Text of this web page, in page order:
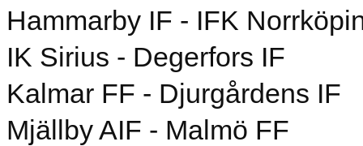
Hammarby IF - IFK
IK Sirius - Degerfors IF
Kalmar FF - Djurgårdens IF
Mjällby AIF - Malmö FF